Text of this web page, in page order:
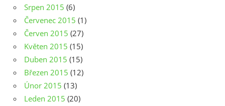
Srpen 2015 (6)
Červenec 2015 (1)
Červen 2015 (27)
Květen 2015 (15)
Duben 2015 (15)
Březen 2015 (12)
Únor 2015 (13)
Leden 2015 (20)